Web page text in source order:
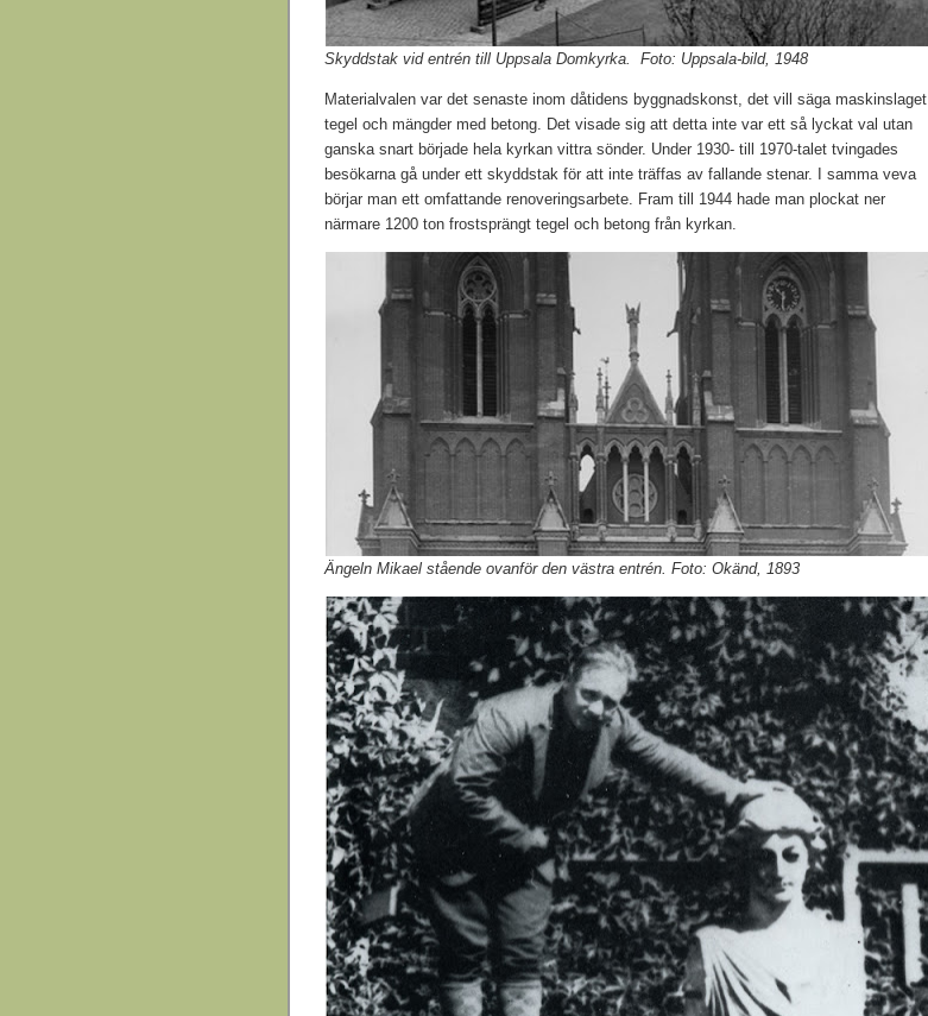
Skyddstak vid entrén till Uppsala Domkyrka. Foto: Uppsala-bild, 1948
Materialvalen var det senaste inom dåtidens byggnadskonst, det vill säga maskinslaget
tegel och mängder med betong. Det visade sig att detta inte var ett så lyckat val utan
ganska snart började hela kyrkan vittra sönder. Under 1930- till 1970-talet tvingades
besökarna gå under ett skyddstak för att inte träffas av fallande stenar. I samma veva
börjar man ett omfattande renoveringsarbete. Fram till 1944 hade man plockat ner
närmare 1200 ton frostsprängt tegel och betong från kyrkan.
Ängeln Mikael stående ovanför den västra entrén. Foto: Okänd, 1893